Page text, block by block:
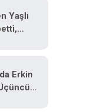
Yaşlı
Erkin